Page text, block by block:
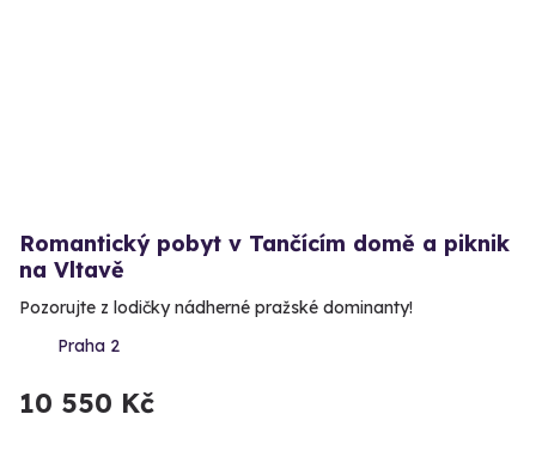
Romantický pobyt v Tančícím domě a piknik
na Vltavě
Pozorujte z lodičky nádherné pražské dominanty!
Praha 2
10 550 Kč